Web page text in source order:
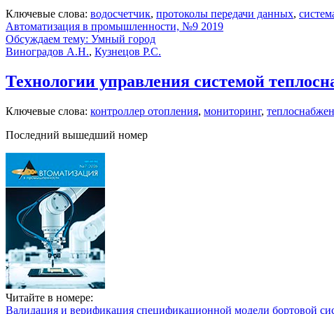
Ключевые слова: водосчетчик, протоколы передачи данных,
Автоматизация в промышленности, №9 2019
Обсуждаем тему: Умный город
Виноградов А.Н., Кузнецов Р.С.
Технологии управления системой
Ключевые слова: контроллер отопления, мониторинг,
Последний вышедший номер
Читайте в номере:
Валидация и верификация спецификационной модели бортовой